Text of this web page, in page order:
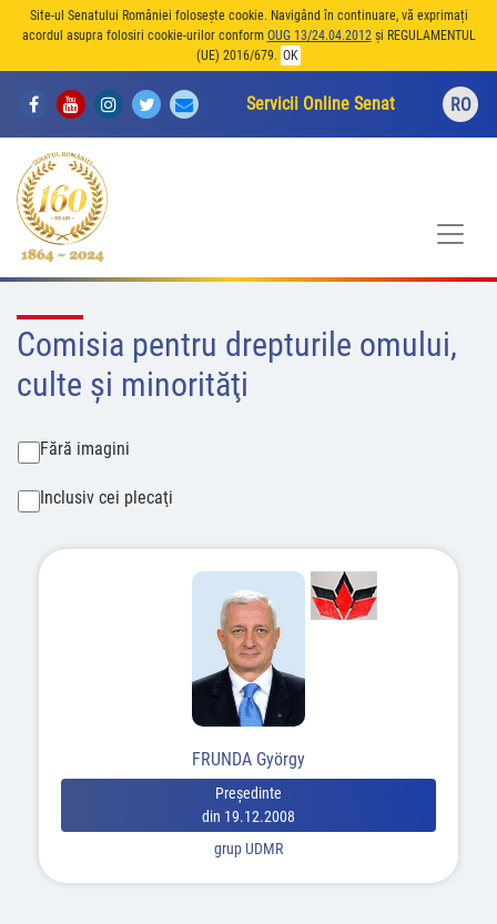
Site-ul Senatului României folosește cookie. Navigând în continuare, vă exprimați
acordul asupra folosiri cookie-urilor conform OUG 13/24.04.2012și REGULAMENTUL
(UE) 2016/679. OK
Servicii Online Senat RO
Comisia pentru drepturile omului,
culte şi minorităţi
Fără imagini
Inclusiv cei plecaţi
FRUNDA György
Preşedinte
din 19.12.2008
grup UDMR